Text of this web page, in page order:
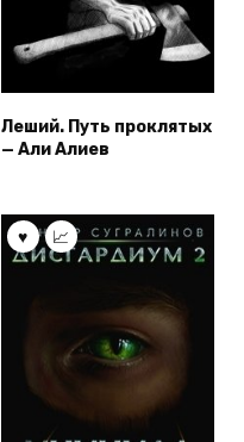
Леший. Путь проклятых
— Али Алиев